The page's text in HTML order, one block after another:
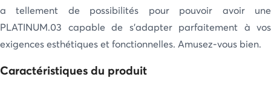
a tellement de possibilités pour pouvoir avoir une
PLATINUM.03 capable de s’adapter parfaitement à vos
exigences esthétiques et fonctionnelles. Amusez-vous bien.
Caractéristiques du produit